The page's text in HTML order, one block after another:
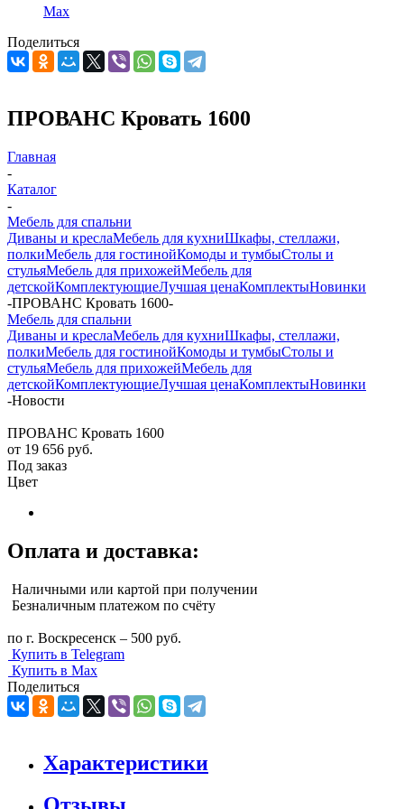
Max
Поделиться
ПРОВАНС Кровать 1600
Главная
-
Каталог
-
Мебель для спальни
Диваны и креслаМебель для кухниШкафы, стеллажи,
полкиМебель для гостинойКомоды и тумбыСтолы и
стульяМебель для прихожейМебель для
детскойКомплектующиеЛучшая ценаКомплектыНовинки
-ПРОВАНС Кровать 1600-
Мебель для спальни
Диваны и креслаМебель для кухниШкафы, стеллажи,
полкиМебель для гостинойКомоды и тумбыСтолы и
стульяМебель для прихожейМебель для
детскойКомплектующиеЛучшая ценаКомплектыНовинки
-Новости
ПРОВАНС Кровать 1600
от 19 656 руб.
Под заказ
Цвет
Оплата и доставка:
Наличными или картой при получении
Безналичным платежом по счёту
по г. Воскресенск – 500 руб.
Купить в Telegram
Купить в Max
Поделиться
Характеристики